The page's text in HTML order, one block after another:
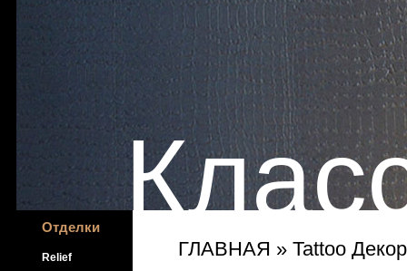
Отделки
Relief
ГЛАВНАЯ » Tattoo